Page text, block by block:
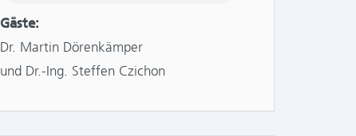
Gäste:
Dr. Martin Dörenkämper
und Dr.-Ing. Steffen Czichon